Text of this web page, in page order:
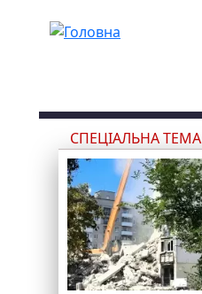
СПЕЦІАЛЬНА ТЕМА